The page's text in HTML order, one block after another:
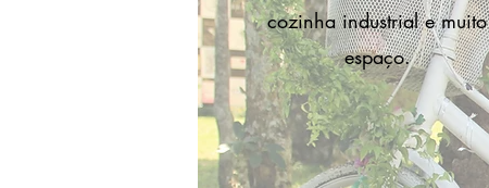
cozinha industrial e muito
espaço.